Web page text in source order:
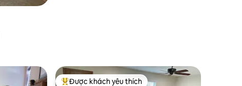
Được khách yêu thích